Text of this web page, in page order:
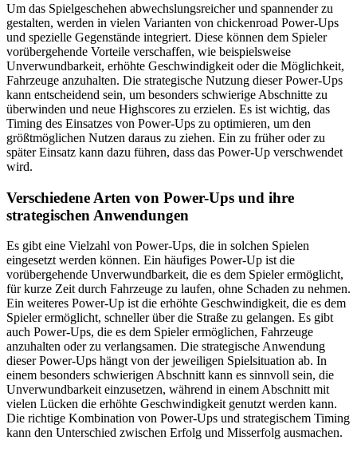
Um das Spielgeschehen abwechslungsreicher und spannender zu
gestalten, werden in vielen Varianten von chickenroad Power-Ups
und spezielle Gegenstände integriert. Diese können dem Spieler
vorübergehende Vorteile verschaffen, wie beispielsweise
Unverwundbarkeit, erhöhte Geschwindigkeit oder die Möglichkeit,
Fahrzeuge anzuhalten. Die strategische Nutzung dieser Power-Ups
kann entscheidend sein, um besonders schwierige Abschnitte zu
überwinden und neue Highscores zu erzielen. Es ist wichtig, das
Timing des Einsatzes von Power-Ups zu optimieren, um den
größtmöglichen Nutzen daraus zu ziehen. Ein zu früher oder zu
später Einsatz kann dazu führen, dass das Power-Up verschwendet
wird.
Verschiedene Arten von Power-Ups und ihre
strategischen Anwendungen
Es gibt eine Vielzahl von Power-Ups, die in solchen Spielen
eingesetzt werden können. Ein häufiges Power-Up ist die
vorübergehende Unverwundbarkeit, die es dem Spieler ermöglicht,
für kurze Zeit durch Fahrzeuge zu laufen, ohne Schaden zu nehmen.
Ein weiteres Power-Up ist die erhöhte Geschwindigkeit, die es dem
Spieler ermöglicht, schneller über die Straße zu gelangen. Es gibt
auch Power-Ups, die es dem Spieler ermöglichen, Fahrzeuge
anzuhalten oder zu verlangsamen. Die strategische Anwendung
dieser Power-Ups hängt von der jeweiligen Spielsituation ab. In
einem besonders schwierigen Abschnitt kann es sinnvoll sein, die
Unverwundbarkeit einzusetzen, während in einem Abschnitt mit
vielen Lücken die erhöhte Geschwindigkeit genutzt werden kann.
Die richtige Kombination von Power-Ups und strategischem Timing
kann den Unterschied zwischen Erfolg und Misserfolg ausmachen.